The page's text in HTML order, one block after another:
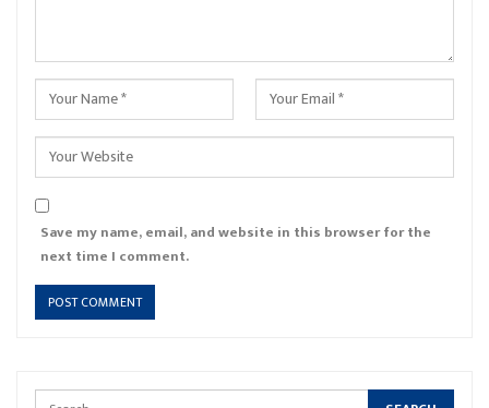
Save my name, email, and website in this browser for the
next time I comment.